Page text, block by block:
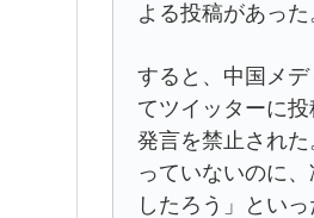
よる投稿があった
すると、中国メ
てツイッターに
発言を禁止され
っていないのに
したろう」とい